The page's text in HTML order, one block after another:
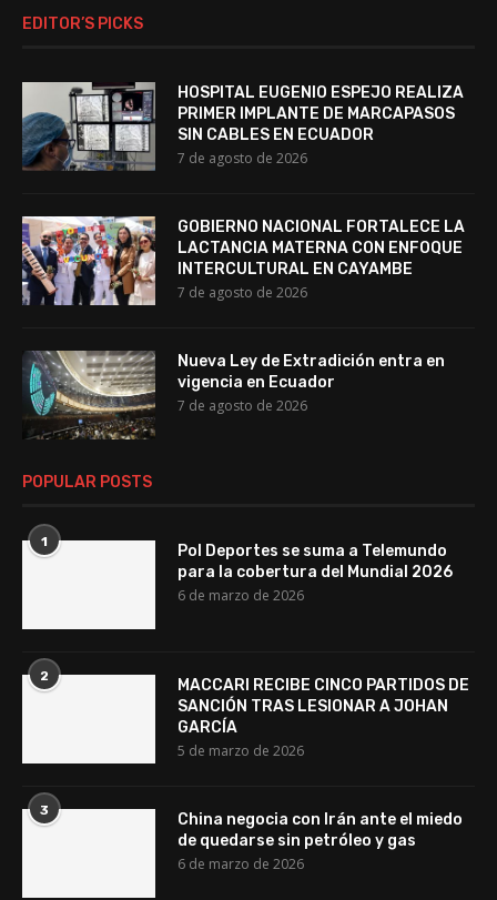
EDITOR’S PICKS
HOSPITAL EUGENIO ESPEJO REALIZA
PRIMER IMPLANTE DE MARCAPASOS
SIN CABLES EN ECUADOR
7 de agosto de 2026
GOBIERNO NACIONAL FORTALECE LA
LACTANCIA MATERNA CON ENFOQUE
INTERCULTURAL EN CAYAMBE
7 de agosto de 2026
Nueva Ley de Extradición entra en
vigencia en Ecuador
7 de agosto de 2026
POPULAR POSTS
1
Pol Deportes se suma a Telemundo
para la cobertura del Mundial 2026
6 de marzo de 2026
2
MACCARI RECIBE CINCO PARTIDOS DE
SANCIÓN TRAS LESIONAR A JOHAN
GARCÍA
5 de marzo de 2026
3
China negocia con Irán ante el miedo
de quedarse sin petróleo y gas
6 de marzo de 2026